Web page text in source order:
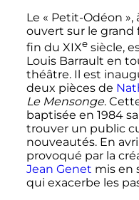
Le « Petit-Odéon »,
ouvert sur le grand
fin du XIXesiècle,
Louis Barrault en
théâtre. Il est
deux pièces de
Le Mensonge.
baptisée en 1984
trouver un public
nouveautés. En
provoqué par la
Jean Genet mis en
qui exacerbe les